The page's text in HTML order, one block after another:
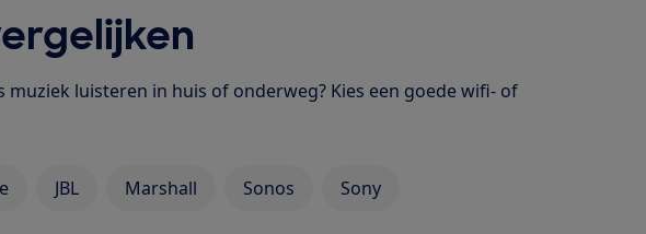
muziek luisteren in huis of onderweg? Kies een goede wifi- of
JBL Marshall Sonos Sony